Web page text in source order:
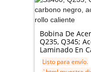
Bobina De
Q235, Q345;
Laminado En
Listo para envío.